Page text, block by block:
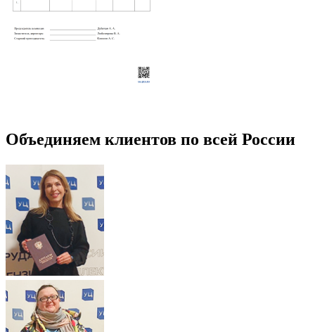
Объединяем клиентов по всей России